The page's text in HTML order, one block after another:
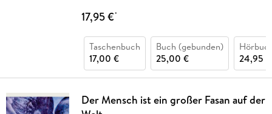
17,95 €*
Taschenbuch
17,00 €
Buch (gebunden)
25,00 €
24,95 €
Der Mensch ist ein großer Fasan auf der